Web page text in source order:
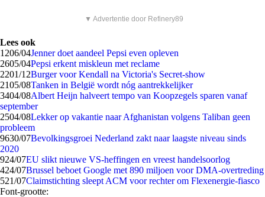
▼ Advertentie door Refinery89
Lees ook
1206/04Jenner doet aandeel Pepsi even opleven
2605/04Pepsi erkent miskleun met reclame
2201/12Burger voor Kendall na Victoria's Secret-show
2105/08Tanken in België wordt nóg aantrekkelijker
3404/08Albert Heijn halveert tempo van Koopzegels sparen vanaf
september
2504/08Lekker op vakantie naar Afghanistan volgens Taliban geen
probleem
9630/07Bevolkingsgroei Nederland zakt naar laagste niveau sinds
2020
924/07EU slikt nieuwe VS-heffingen en vreest handelsoorlog
424/07Brussel beboet Google met 890 miljoen voor DMA-overtreding
521/07Claimstichting sleept ACM voor rechter om Flexenergie-fiasco
Font-grootte: